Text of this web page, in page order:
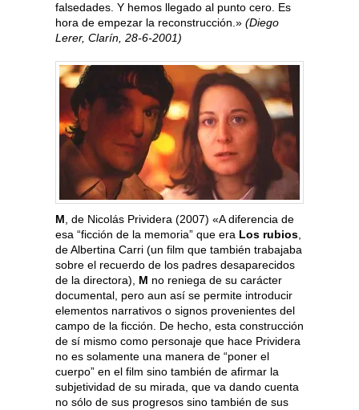
falsedades. Y hemos llegado al punto cero. Es
hora de empezar la reconstrucción.» (Diego
Lerer, Clarín, 28-6-2001)
M, de Nicolás Prividera (2007) «A diferencia de
esa “ficción de la memoria” que era Los rubios,
de Albertina Carri (un film que también trabajaba
sobre el recuerdo de los padres desaparecidos
de la directora), M no reniega de su carácter
documental, pero aun así se permite introducir
elementos narrativos o signos provenientes del
campo de la ficción. De hecho, esta construcción
de sí mismo como personaje que hace Prividera
no es solamente una manera de “poner el
cuerpo” en el film sino también de afirmar la
subjetividad de su mirada, que va dando cuenta
no sólo de sus progresos sino también de sus